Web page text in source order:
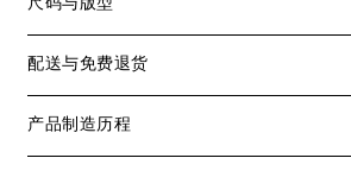
尺码与版型
配送与免费退货
产品制造历程